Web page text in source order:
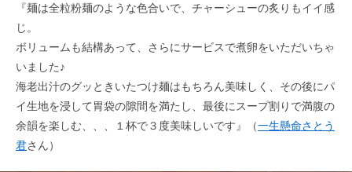
『麺は全粒粉麺のような色合いで、チャーシューの炙りもイイ感
じ。
ボリュームも結構あって、さらにサービスで煮卵をいただいちゃ
いました♪
海老出汁のグッときいたつけ麺はもちろん美味しく、その後にパ
イ生地を浸して胃袋の隙間を満たし、最後にスープ割りで満腹の
余韻を楽しむ、、、１杯で３度美味しいです』（一生懸命さとう
君さん）